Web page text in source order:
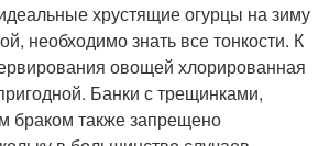
хрустящие огурцы на зиму
необходимо знать все тонкости. К
овощей хлорированная
Банки с трещинками,
браком также запрещено